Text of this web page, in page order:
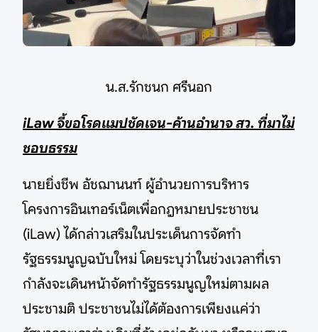
น.ส.รักชนก ศรีนอก
iLaw จี้ขอโรดแมปชัดเจน-ค้านอำนาจ สว. ที่มาไม่
ชอบธรรม
นายยิ่งชีพ อัชฌานนท์ ผู้อำนวยการบริหาร
โครงการอินเทอร์เน็ตเพื่อกฎหมายประชาชน
(iLaw) ได้กล่าวเสริมในประเด็นการจัดทำ
รัฐธรรมนูญฉบับใหม่ โดยระบุว่าในช่วงเวลาที่เรา
กำลังจะเดินหน้าจัดทำรัฐธรรมนูญใหม่ตามผล
ประชามติ ประชาชนไม่ได้ต้องการเพียงแค่ว่า